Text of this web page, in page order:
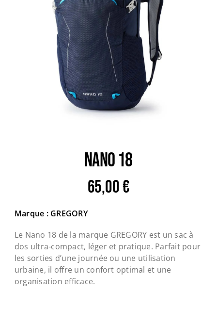
Trail
Escalade / Alpinisme
Bons Plans
NANO 18
65,00€
Marque : GREGORY
Le Nano 18 de la marque GREGORY est un sac à
dos ultra-compact, léger et pratique. Parfait pour
les sorties d’une journée ou une utilisation
urbaine, il offre un confort optimal et une
organisation efficace.